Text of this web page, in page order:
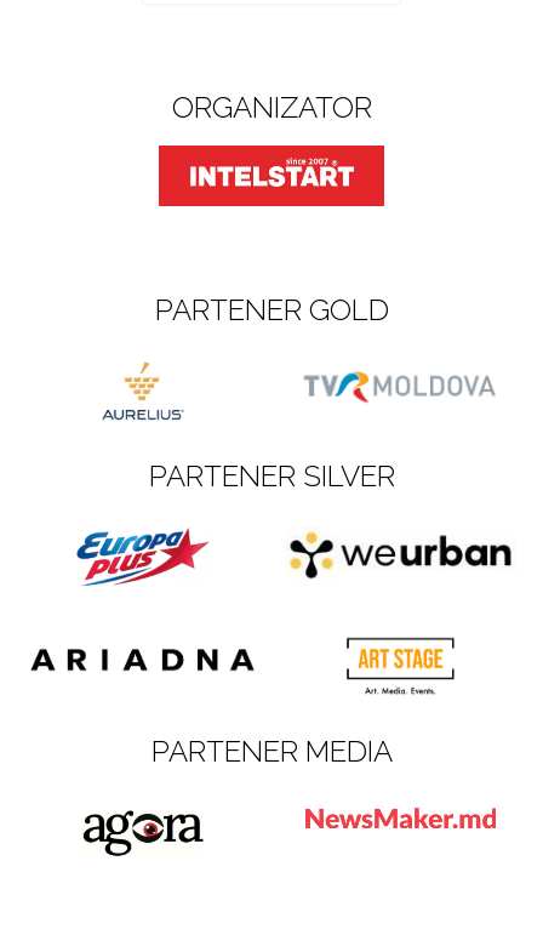
ORGANIZATOR
PARTENER GOLD
PARTENER SILVER
PARTENER MEDIA